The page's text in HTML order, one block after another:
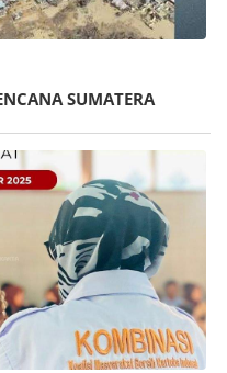
SUMATERA